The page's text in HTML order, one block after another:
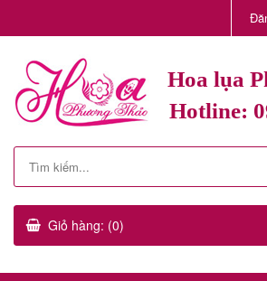
Hoa lụa
Hotline:
Giỏ hàng: (0)